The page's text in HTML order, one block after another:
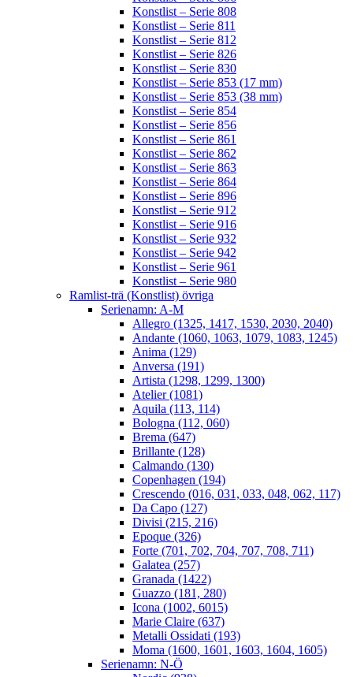
Konstlist – Serie 808
Konstlist – Serie 811
Konstlist – Serie 812
Konstlist – Serie 826
Konstlist – Serie 830
Konstlist – Serie 853 (17 mm)
Konstlist – Serie 853 (38 mm)
Konstlist – Serie 854
Konstlist – Serie 856
Konstlist – Serie 861
Konstlist – Serie 862
Konstlist – Serie 863
Konstlist – Serie 864
Konstlist – Serie 896
Konstlist – Serie 912
Konstlist – Serie 916
Konstlist – Serie 932
Konstlist – Serie 942
Konstlist – Serie 961
Konstlist – Serie 980
Ramlist-trä (Konstlist) övriga
Serienamn: A-M
Allegro (1325, 1417, 1530, 2030, 2040)
Andante (1060, 1063, 1079, 1083, 1245)
Anima (129)
Anversa (191)
Artista (1298, 1299, 1300)
Atelier (1081)
Aquila (113, 114)
Bologna (112, 060)
Brema (647)
Brillante (128)
Calmando (130)
Copenhagen (194)
Crescendo (016, 031, 033, 048, 062, 117)
Da Capo (127)
Divisi (215, 216)
Epoque (326)
Forte (701, 702, 704, 707, 708, 711)
Galatea (257)
Granada (1422)
Guazzo (181, 280)
Icona (1002, 6015)
Marie Claire (637)
Metalli Ossidati (193)
Moma (1600, 1601, 1603, 1604, 1605)
Serienamn: N-Ö